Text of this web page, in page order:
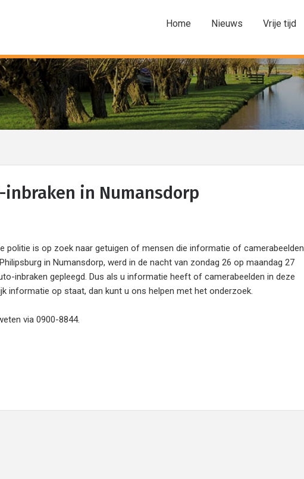
Home Nieuws Vrije tijd
in Numansdorp
politie is op zoek naar getuigen of mensen die informatie of camerabeelden
in Numansdorp, werd in de nacht van zondag 26 op maandag 27
inbraken gepleegd. Dus als u informatie heeft of camerabeelden in deze
informatie op staat, dan kunt u ons helpen met het onderzoek.
via 0900-8844.